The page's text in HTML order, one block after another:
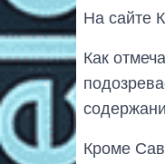
На сайте
Как
Кроме